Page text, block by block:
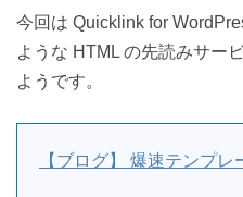
今回は Quicklink for
ような HTML の先読みサー
ようです。
【ブログ】 爆速テンプレ